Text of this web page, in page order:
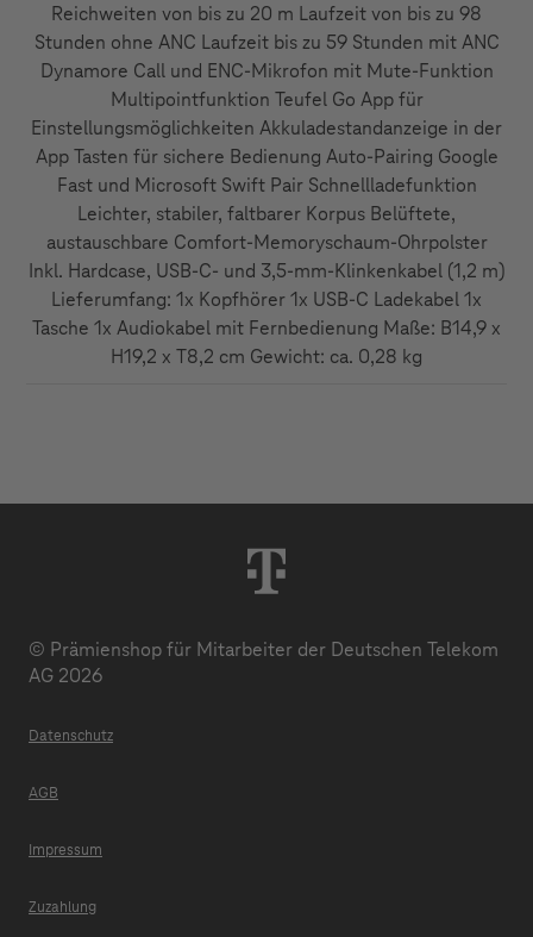
Reichweiten von bis zu 20 m Laufzeit von bis zu 98
Stunden ohne ANC Laufzeit bis zu 59 Stunden mit ANC
Dynamore Call und ENC-Mikrofon mit Mute-Funktion
Multipointfunktion Teufel Go App für
Einstellungsmöglichkeiten Akkuladestandanzeige in der
App Tasten für sichere Bedienung Auto-Pairing Google
Fast und Microsoft Swift Pair Schnellladefunktion
Leichter, stabiler, faltbarer Korpus Belüftete,
austauschbare Comfort-Memoryschaum-Ohrpolster
Inkl. Hardcase, USB-C- und 3,5-mm-Klinkenkabel (1,2 m)
Lieferumfang: 1x Kopfhörer 1x USB-C Ladekabel 1x
Tasche 1x Audiokabel mit Fernbedienung Maße: B14,9 x
H19,2 x T8,2 cm Gewicht: ca. 0,28 kg
© Prämienshop für Mitarbeiter der Deutschen Telekom
AG 2026
Datenschutz
AGB
Impressum
Zuzahlung